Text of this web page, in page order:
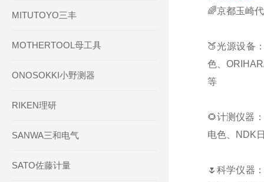
🌈京都玉崎
🍑光源设备
色、
等
🌻计测仪器
电色、NDK
🌷科学仪器
MITUTOYO三丰
MOTHERTOOL母工具
ONOSOKKI小野测器
RIKEN理研
SANWA三和电气
SATO佐藤计量